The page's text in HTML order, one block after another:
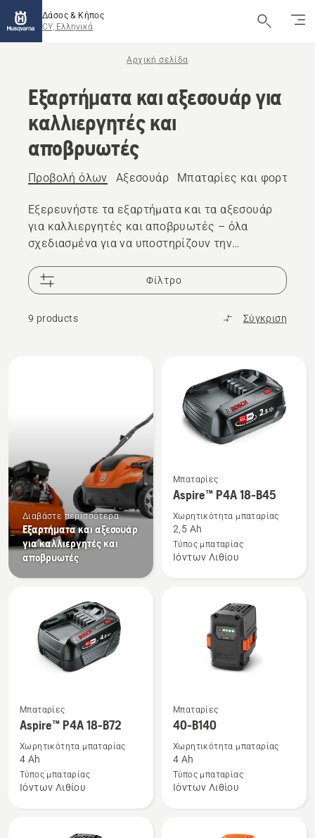
Δάσος & Κήπος
CY, Ελληνικά
Αρχική σελίδα
Εξαρτήματα και αξεσουάρ για
καλλιεργητές και
αποβρυωτές
Προβολή όλων Αξεσουάρ Μπαταρίες και
Εξερευνήστε τα εξαρτήματα και τα αξεσουάρ
για καλλιεργητές και αποβρυωτές – όλα
σχεδιασμένα για να υποστηρίζουν την
Φίλτρο
9 products Σύγκριση
Διαβάστε περισσότερα
Εξαρτήματα και αξεσουάρ
για καλλιεργητές και
αποβρυωτές
Δείτε
περισσότερες
λεπτομέρειες
για
το
Aspire™
Μπαταρίες
Aspire™ P4A 18-B45
Χωρητικότητα μπαταρίας
2,5 Ah
Τύπος μπαταρίας
Ιόντων Λιθίου
Δείτε
περισσότερες
λεπτομέρειες
για
το
Aspire™
Μπαταρίες
Aspire™ P4A 18-B72
Χωρητικότητα μπαταρίας
4 Ah
Τύπος μπαταρίας
Ιόντων Λιθίου
Δείτε
περισσότερες
λεπτομέρειες
για
το
40-
Μπαταρίες
40-B140
Χωρητικότητα μπαταρίας
4 Ah
Τύπος μπαταρίας
Ιόντων Λιθίου